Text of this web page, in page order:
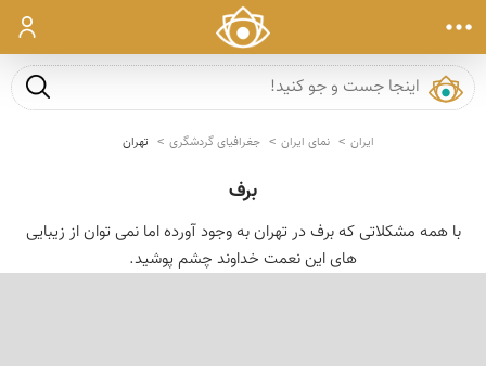
ورود
جست و
ایران نمای ایران جغرافیای گردشگری تهران
برف
با همه مشكلاتی كه برف در تهران به وجود آورده اما نمی توان از زیبایی
های این نعمت خداوند چشم پوشید.